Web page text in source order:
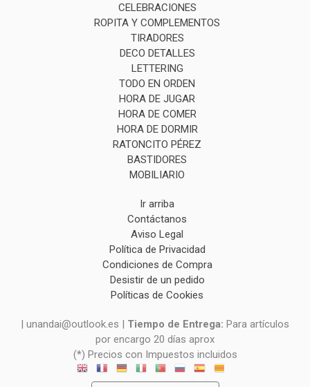
CELEBRACIONES
ROPITA Y COMPLEMENTOS
TIRADORES
DECO DETALLES
LETTERING
TODO EN ORDEN
HORA DE JUGAR
HORA DE COMER
HORA DE DORMIR
RATONCITO PÉREZ
BASTIDORES
MOBILIARIO
Ir arriba
Contáctanos
Aviso Legal
Política de Privacidad
Condiciones de Compra
Desistir de un pedido
Políticas de Cookies
| unandai@outlook.es | Tiempo de Entrega: Para artículos
por encargo 20 días aprox
(*) Precios con Impuestos incluidos